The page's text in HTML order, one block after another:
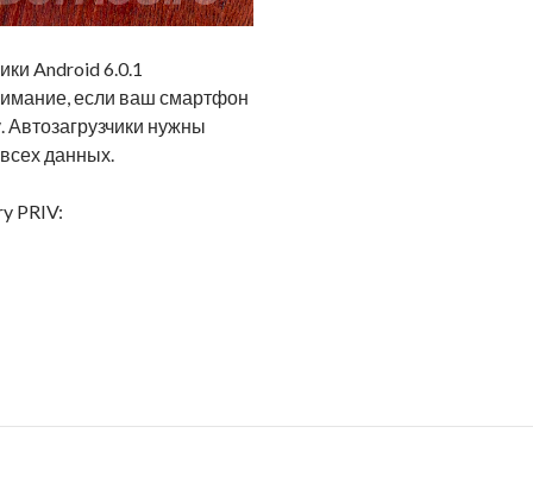
Android 6.0.1
если ваш смартфон
нужны
данных.
PRIV: